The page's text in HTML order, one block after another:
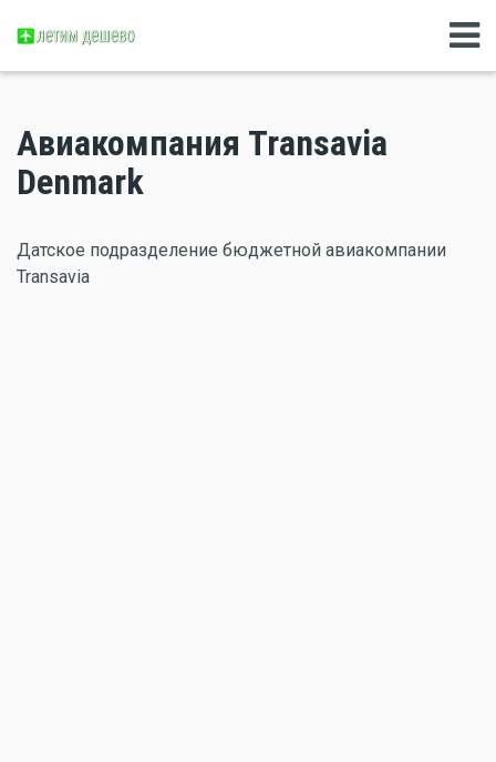
Авиакомпания Transavia
Denmark
Датское подразделение бюджетной авиакомпании
Transavia